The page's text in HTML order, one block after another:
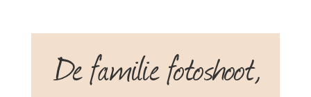
De familie fotoshoot,